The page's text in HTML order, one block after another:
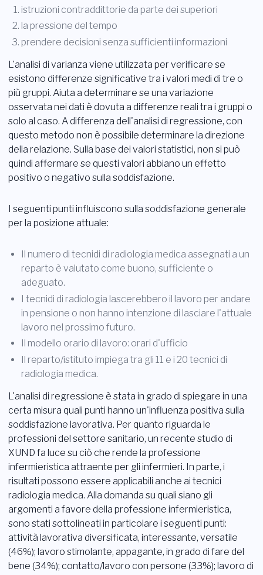
istruzioni contraddittorie da parte dei superiori
la pressione del tempo
prendere decisioni senza sufficienti informazioni
L'analisi di varianza viene utilizzata per verificare se
esistono differenze significative tra i valori medi di tre o
più gruppi. Aiuta a determinare se una variazione
osservata nei dati è dovuta a differenze reali tra i gruppi o
solo al caso. A differenza dell'analisi di regressione, con
questo metodo non è possibile determinare la direzione
della relazione. Sulla base dei valori statistici, non si può
quindi affermare se questi valori abbiano un effetto
positivo o negativo sulla soddisfazione.
I seguenti punti influiscono sulla soddisfazione generale
per la posizione attuale:
Il numero di tecnidi di radiologia medica assegnati a un
reparto è valutato come buono, sufficiente o
adeguato.
I tecnidi di radiologia lascerebbero il lavoro per andare
in pensione o non hanno intenzione di lasciare l'attuale
lavoro nel prossimo futuro.
Il modello orario di lavoro: orari d'ufficio
Il reparto/istituto impiega tra gli 11 e i 20 tecnici di
radiologia medica.
L'analisi di regressione è stata in grado di spiegare in una
certa misura quali punti hanno un'influenza positiva sulla
soddisfazione lavorativa. Per quanto riguarda le
professioni del settore sanitario, un recente studio di
XUND fa luce su ciò che rende la professione
infermieristica attraente per gli infermieri. In parte, i
risultati possono essere applicabili anche ai tecnici
radiologia medica. Alla domanda su quali siano gli
argomenti a favore della professione infermieristica,
sono stati sottolineati in particolare i seguenti punti:
attività lavorativa diversificata, interessante, versatile
(46%); lavoro stimolante, appagante, in grado di fare del
bene (34%); contatto/lavoro con persone (33%); lavoro di